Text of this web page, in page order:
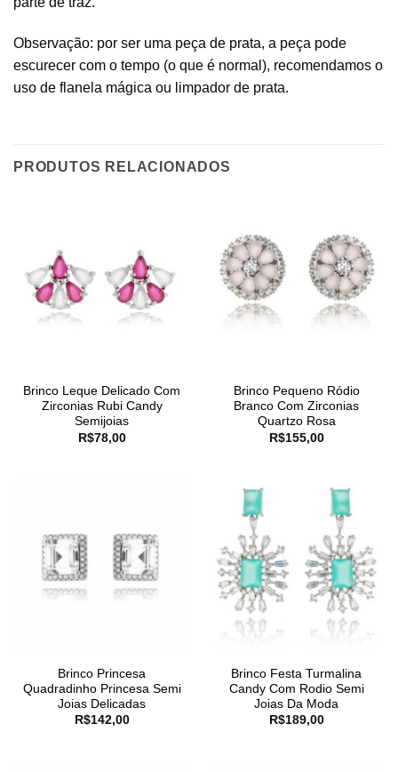
Observação: por ser uma peça de prata, a peça pode
escurecer com o tempo (o que é normal), recomendamos o
uso de flanela mágica ou limpador de prata.
PRODUTOS RELACIONADOS
Brinco Leque Delicado Com
Zirconias Rubi Candy
Semijoias
R$78,00
Brinco Pequeno Ródio
Branco Com Zirconias
Quartzo Rosa
R$155,00
Brinco Princesa
Quadradinho Princesa Semi
Joias Delicadas
R$142,00
Brinco Festa Turmalina
Candy Com Rodio Semi
Joias Da Moda
R$189,00